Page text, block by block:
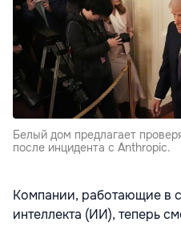
Белый дом предлагает
после инцидента с Anthropic.
Компании, работающие в
интеллекта (ИИ), теперь